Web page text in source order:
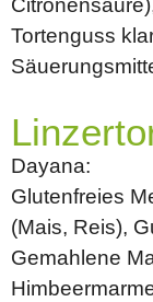
Tortenguss
Dayana:
Glutenfreies
(Mais, Reis),
Gemahlene